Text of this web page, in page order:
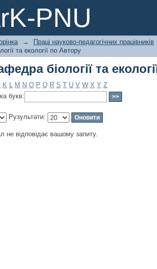
PNU
біології та
→
Праці науково-педагогічних працівників
та екології по Автору
біології та
K L M N O P Q R S T U V W X Y Z
букв:
Рузультати:
не відповідає вашому запиту.